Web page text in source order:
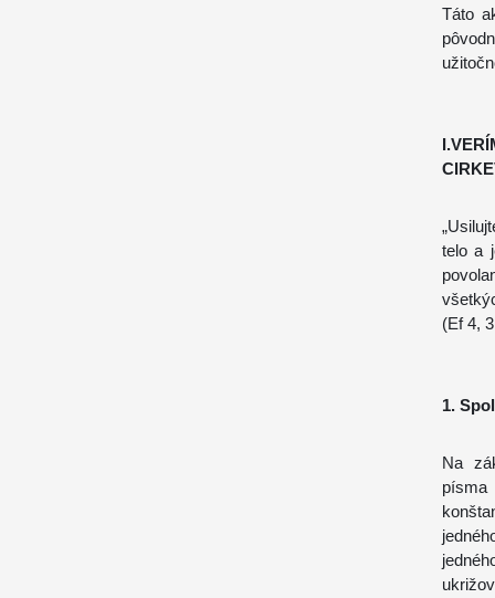
Táto
telo a
(Ef 4,
1.
Na